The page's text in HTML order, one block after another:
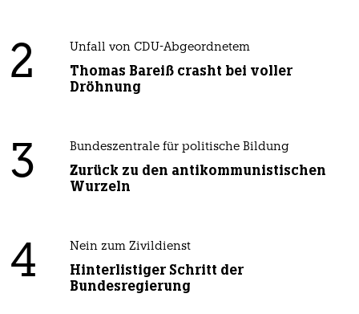
2 Unfall von CDU-Abgeordnetem
Thomas Bareiß crasht bei voller
Dröhnung
3 Bundeszentrale für politische Bildung
Zurück zu den antikommunistischen
Wurzeln
4 Nein zum Zivildienst
Hinterlistiger Schritt der
Bundesregierung